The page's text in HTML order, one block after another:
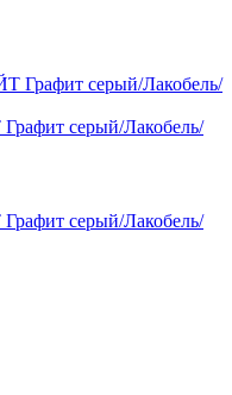
серый/Лакобель/
серый/Лакобель/